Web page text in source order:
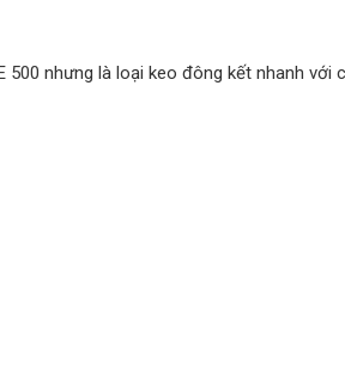
500 nhưng là loại keo đông kết nhanh với